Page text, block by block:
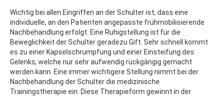
Wichtig bei allen Eingriffen an der Schulter ist, dass eine
individuelle, an den Patienten angepasste frühmobilisierende
Nachbehandlung erfolgt. Eine Ruhigstellung ist für die
Beweglichkeit der Schulter geradezu Gift. Sehr schnell kommt
es zu einer Kapselschrumpfung und einer Einsteifung des
Gelenks, welche nur sehr aufwendig rückgängig gemacht
werden kann. Eine immer wichtigere Stellung nimmt bei der
Nachbehandlung der Schulter die medizinische
Trainingstherapie ein. Diese Therapieform gewinnt in der